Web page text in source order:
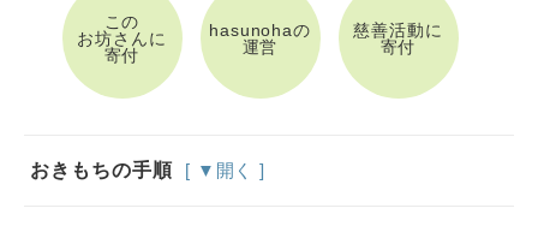
この
お坊さんに
寄付
hasunohaの
運営
慈善活動に
寄付
おきもちの手順 [ ▼開く ]